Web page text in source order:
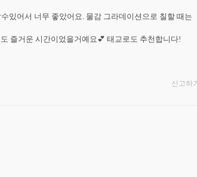
있어서 너무 좋았어요. 물감 그라데이션으로 칠할 때는
즐거운 시간이었을거예요💕 태교로도 추천합니다!
신고하기